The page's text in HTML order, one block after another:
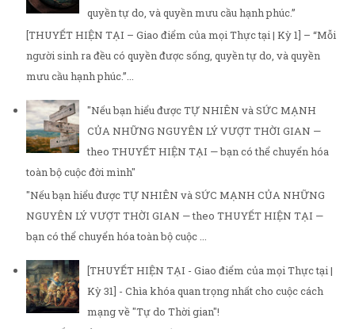
quyền tự do, và quyền mưu cầu hạnh phúc.”
[THUYẾT HIỆN TẠI – Giao điểm của mọi Thực tại | Kỳ 1] – “Mỗi
người sinh ra đều có quyền được sống, quyền tự do, và quyền
mưu cầu hạnh phúc.”...
"Nếu bạn hiểu được TỰ NHIÊN và SỨC MẠNH
CỦA NHỮNG NGUYÊN LÝ VƯỢT THỜI GIAN —
theo THUYẾT HIỆN TẠI — bạn có thể chuyển hóa
toàn bộ cuộc đời mình"
"Nếu bạn hiểu được TỰ NHIÊN và SỨC MẠNH CỦA NHỮNG
NGUYÊN LÝ VƯỢT THỜI GIAN — theo THUYẾT HIỆN TẠI —
bạn có thể chuyển hóa toàn bộ cuộc ...
[THUYẾT HIỆN TẠI - Giao điểm của mọi Thực tại |
Kỳ 31] - Chìa khóa quan trọng nhất cho cuộc cách
mạng về "Tự do Thời gian"!